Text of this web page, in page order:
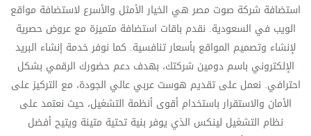
استضافة شركة صوت مصر هي الخيار الأمثل والأسرع لاستضافة مواقع
الويب في السعودية. نقدم باقات استضافة متميزة مع عروض حصرية
لإنشاء وتصميم المواقع بأسعار تنافسية. كما نوفر خدمة إنشاء البريد
الإلكتروني باسم دومين شركتك، بهدف دعم حضورك الرقمي بشكل
احترافي. نعمل على تقديم هوست عربي عالي الجودة، مع التركيز على
الأمان والاستقرار باستخدام أقوى أنظمة التشغيل، حيث نعتمد على
نظام التشغيل لينكس الذي يوفر بنية تحتية متينة ويتيح أفضل